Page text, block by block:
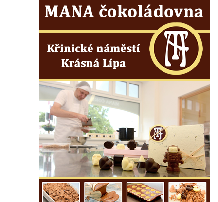
Maazův kříž na Kostelní stezce v
Mikulášovicích
Franzeho kříž u domu čp. 356 v
Mikulášovicích
Hammerberský kříž na křižovatce mezi
domy čp. 739 a 758 v Mikulášovicích
Kříž Johannese Herlta poblíž domu čp. 428
v Mikulášovicích
Drascheho kříž na zahradě domu čp. 915 v
Mikulášovicích
Hillův kříž u domu čp. 436 v Mikulášovicích
Hampelův kříž západně od dolního nádraží